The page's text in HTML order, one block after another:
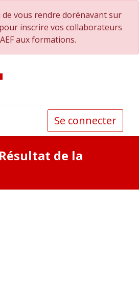
vous rendre dorénavant sur
pour inscrire vos collaborateurs
aux formations.
Se connecter
de la